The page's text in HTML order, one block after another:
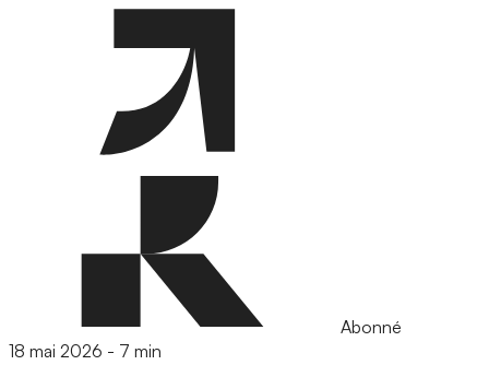
Abonné
18 mai 2026 - 7 min